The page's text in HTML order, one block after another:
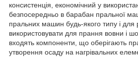
консистенція, економічний у
безпосередньо в барабан пральної
пральних машин будь-якого типу і
використовувати для прання вовни і
входять компоненти, що оберігають
утворення осаду на нагрівальних